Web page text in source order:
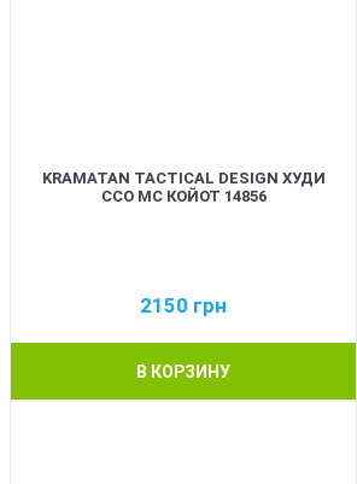
KRAMATAN TACTICAL DESIGN ХУДИ
ССО МС КОЙОТ 14856
2150 грн
В КОРЗИНУ